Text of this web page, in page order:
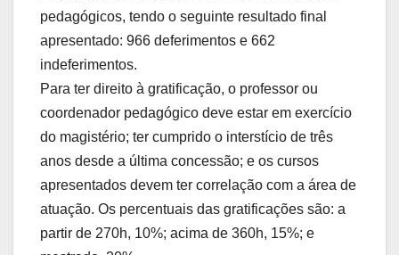
pedagógicos, tendo o seguinte resultado final
apresentado: 966 deferimentos e 662
indeferimentos.
Para ter direito à gratificação, o professor ou
coordenador pedagógico deve estar em exercício
do magistério; ter cumprido o interstício de três
anos desde a última concessão; e os cursos
apresentados devem ter correlação com a área de
atuação. Os percentuais das gratificações são: a
partir de 270h, 10%; acima de 360h, 15%; e